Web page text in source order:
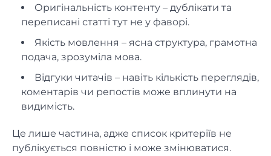
Оригінальність контенту – дублікати та
переписані статті тут не у фаворі.
Якість мовлення – ясна структура, грамотна
подача, зрозуміла мова.
Відгуки читачів – навіть кількість переглядів,
коментарів чи репостів може вплинути на
видимість.
Це лише частина, адже список критеріїв не
публікується повністю і може змінюватися.